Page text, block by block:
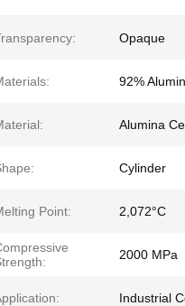
Opaque
92%
Alumina
Cylinder
Point: 2,072°C
2000 MPa
Industrial